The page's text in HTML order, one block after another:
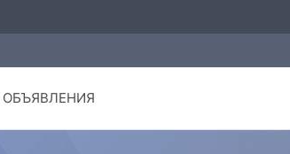
ОБЪЯВЛЕНИЯ